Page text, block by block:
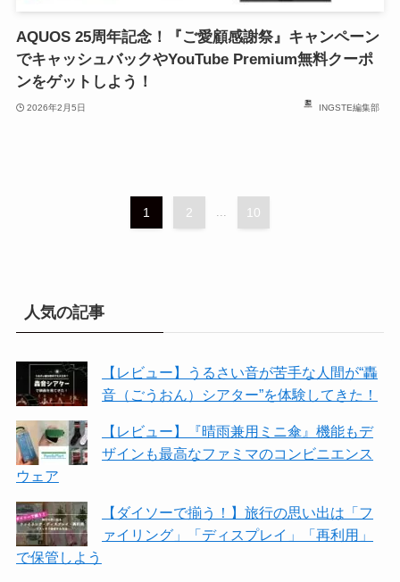
AQUOS 25周年記念！『ご愛顧感謝祭』キャンペーン
でキャッシュバックやYouTube Premium無料クーポ
ンをゲットしよう！
2026年2月5日 INGSTE編集部
1 2 ... 10
人気の記事
【レビュー】うるさい音が苦手な人間が“轟
音（ごうおん）シアター”を体験してきた！
【レビュー】『晴雨兼用ミニ傘』機能もデ
ザインも最高なファミマのコンビニエンス
ウェア
【ダイソーで揃う！】旅行の思い出は「フ
ァイリング」「ディスプレイ」「再利用」
で保管しよう